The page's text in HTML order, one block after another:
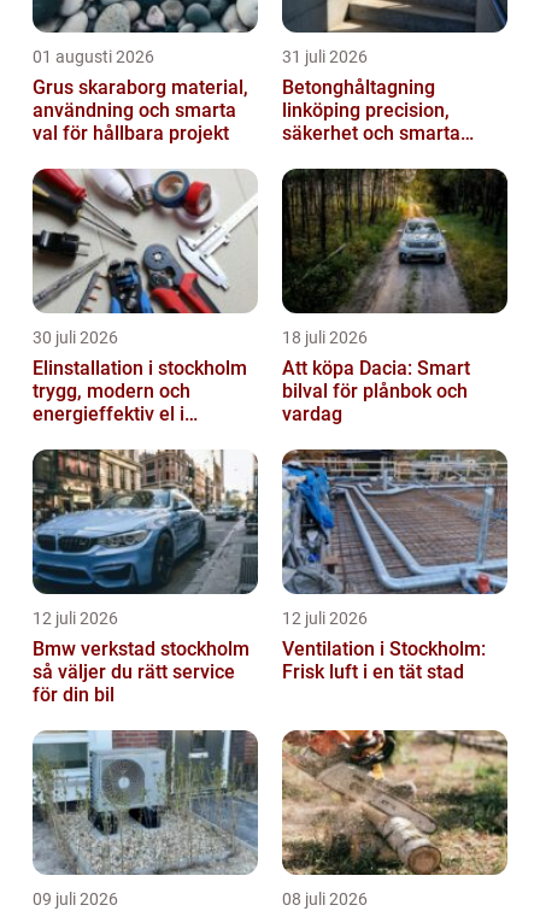
01 augusti 2026
Grus skaraborg material,
användning och smarta
val för hållbara projekt
31 juli 2026
Betonghåltagning
linköping precision,
säkerhet och smarta
30 juli 2026
Elinstallation i stockholm
trygg, modern och
energieffektiv el i
18 juli 2026
Att köpa Dacia: Smart
bilval för plånbok och
vardag
12 juli 2026
Bmw verkstad stockholm
så väljer du rätt service
för din bil
12 juli 2026
Ventilation i Stockholm:
Frisk luft i en tät stad
09 juli 2026 08 juli 2026